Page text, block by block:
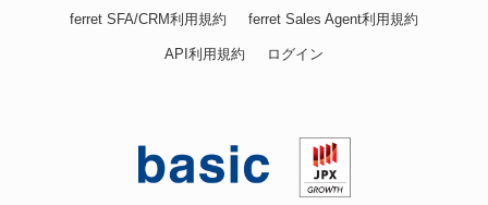
ferret SFA/CRM利用規約 ferret Sales Agent利用規約
API利用規約 ログイン